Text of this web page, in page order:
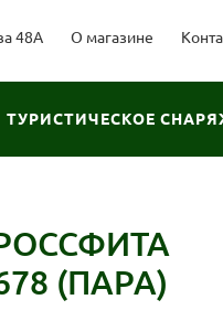
48А О магазине
ТУРИСТИЧЕСКОЕ
(ПАРА)